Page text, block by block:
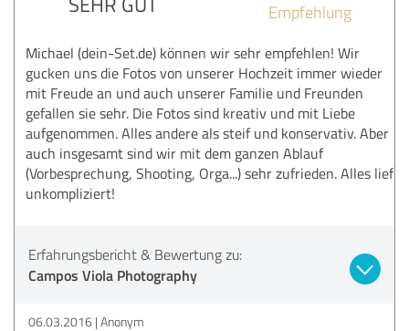
Empfehlung
Michael (dein-Set.de) können wir sehr empfehlen! Wir
gucken uns die Fotos von unserer Hochzeit immer wieder
mit Freude an und auch unserer Familie und Freunden
gefallen sie sehr. Die Fotos sind kreativ und mit Liebe
aufgenommen. Alles andere als steif und konservativ. Aber
auch insgesamt sind wir mit dem ganzen Ablauf
(Vorbesprechung, Shooting, Orga...) sehr zufrieden. Alles lief
unkompliziert!
Erfahrungsbericht & Bewertung zu:
Campos Viola Photography
06.03.2016 Anonym